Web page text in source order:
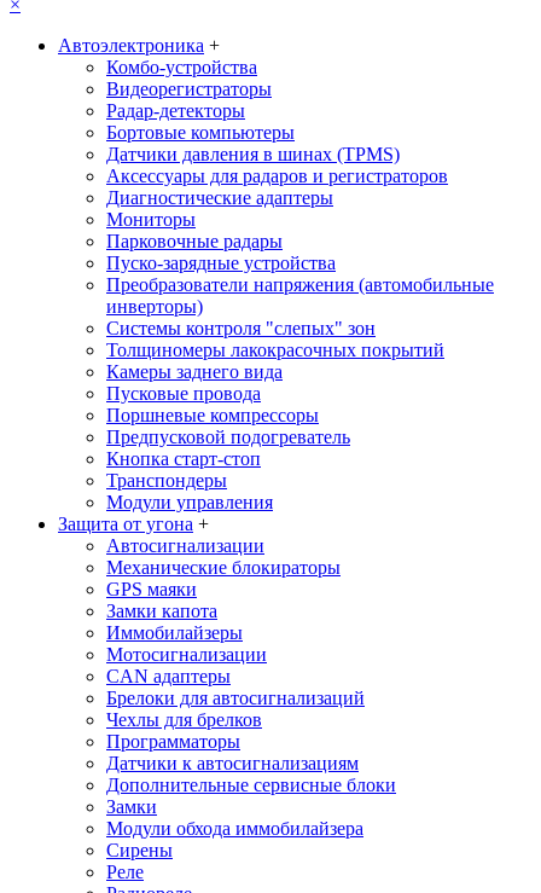
Автоэлектроника +
Комбо-устройства
Видеорегистраторы
Радар-детекторы
Бортовые компьютеры
Датчики давления в шинах (TPMS)
Аксессуары для радаров и регистраторов
Диагностические адаптеры
Мониторы
Парковочные радары
Пуско-зарядные устройства
Преобразователи напряжения (автомобильные
инверторы)
Системы контроля "слепых" зон
Толщиномеры лакокрасочных покрытий
Камеры заднего вида
Пусковые провода
Поршневые компрессоры
Предпусковой подогреватель
Кнопка старт-стоп
Транспондеры
Модули управления
Защита от угона +
Автосигнализации
Механические блoкираторы
GPS маяки
Замки капота
Иммобилайзеры
Мотосигнализации
CAN адаптеры
Брелоки для автосигнализаций
Чехлы для брелков
Программаторы
Датчики к автосигнализациям
Дополнительные сервисные блоки
Замки
Модули обхода иммобилайзера
Сирены
Реле